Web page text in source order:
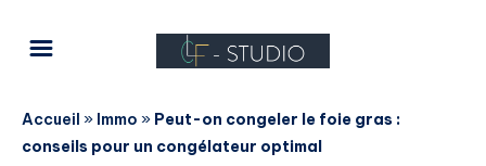
Accueil » Immo » Peut-on congeler le foie gras :
conseils pour un congélateur optimal